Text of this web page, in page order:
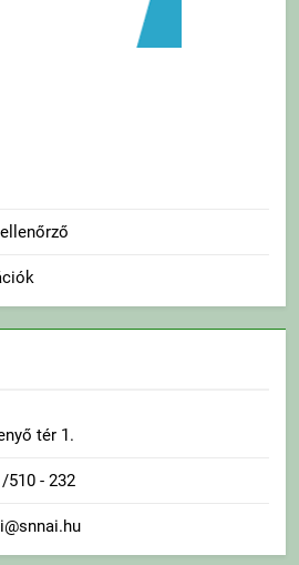
tér 1.
510 - 232